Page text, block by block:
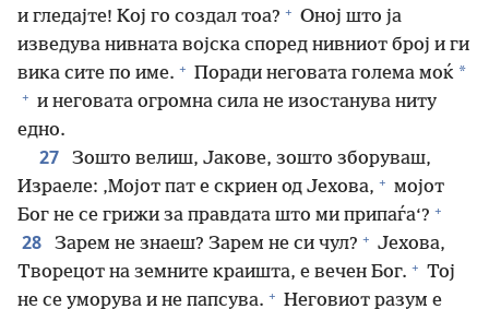
и гледајте! Кој го создал тоа? + Оној што ја
изведува нивната војска според нивниот број и ги
вика сите по име. + Поради неговата голема моќ *
+ и неговата огромна сила не изостанува ниту
едно.
27
Зошто велиш, Јакове, зошто зборуваш,
Израеле: ‚Мојот пат е скриен од Јехова, + мојот
Бог не се грижи за правдата што ми припаѓа‘? +
28 Зарем не знаеш? Зарем не си чул? + Јехова,
Творецот на земните краишта, е вечен Бог. + Тој
не се уморува и не папсува. + Неговиот разум е